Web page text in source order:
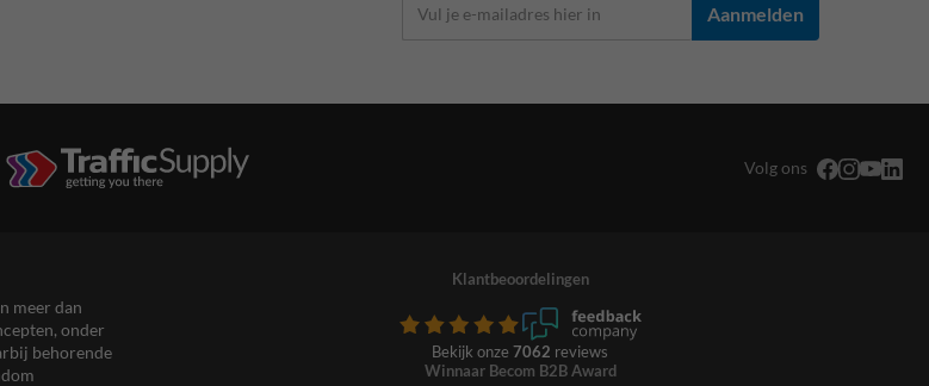
Aanmelden
Volg ons
meer dan
onder
behorende
Klantbeoordelingen
Bekijk onze 7062 reviews
Winnaar Becom B2B Award